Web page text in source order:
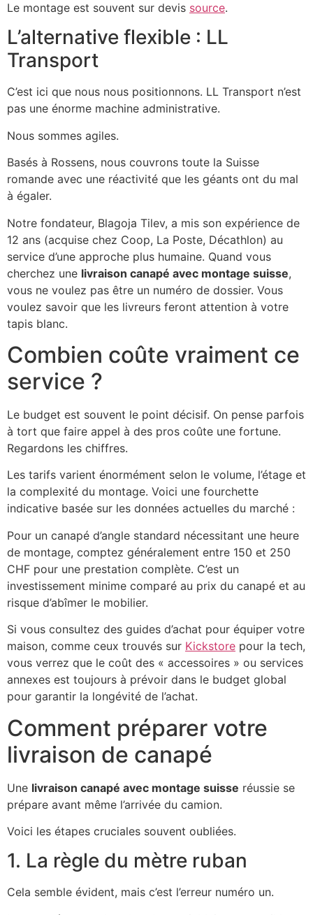
Le montage est souvent sur devis source.
L’alternative flexible : LL
Transport
C’est ici que nous nous positionnons. LL Transport n’est
pas une énorme machine administrative.
Nous sommes agiles.
Basés à Rossens, nous couvrons toute la Suisse
romande avec une réactivité que les géants ont du mal
à égaler.
Notre fondateur, Blagoja Tilev, a mis son expérience de
12 ans (acquise chez Coop, La Poste, Décathlon) au
service d’une approche plus humaine. Quand vous
cherchez une livraison canapé avec montage suisse,
vous ne voulez pas être un numéro de dossier. Vous
voulez savoir que les livreurs feront attention à votre
tapis blanc.
Combien coûte vraiment ce
service ?
Le budget est souvent le point décisif. On pense parfois
à tort que faire appel à des pros coûte une fortune.
Regardons les chiffres.
Les tarifs varient énormément selon le volume, l’étage et
la complexité du montage. Voici une fourchette
indicative basée sur les données actuelles du marché :
Pour un canapé d’angle standard nécessitant une heure
de montage, comptez généralement entre 150 et 250
CHF pour une prestation complète. C’est un
investissement minime comparé au prix du canapé et au
risque d’abîmer le mobilier.
Si vous consultez des guides d’achat pour équiper votre
maison, comme ceux trouvés sur Kickstore pour la tech,
vous verrez que le coût des « accessoires » ou services
annexes est toujours à prévoir dans le budget global
pour garantir la longévité de l’achat.
Comment préparer votre
livraison de canapé
Une livraison canapé avec montage suisse réussie se
prépare avant même l’arrivée du camion.
Voici les étapes cruciales souvent oubliées.
1. La règle du mètre ruban
Cela semble évident, mais c’est l’erreur numéro un.